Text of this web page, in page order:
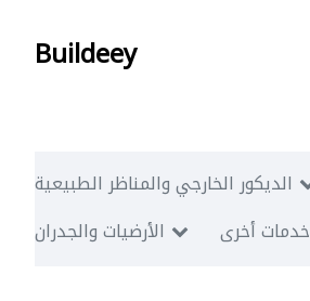
Buildeey
الديكور الخارجي والمناظر الطبيعية
الأرضيات والجدران
خدمات أخرى